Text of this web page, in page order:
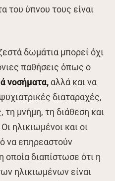
του ύπνου τους είναι
δωμάτια μπορεί όχι
παθήσεις όπως ο
νοσήματα, αλλά και να
διαταραχές,
τη μνήμη, τη διάθεση και
ηλικιωμένοι και οι
να επηρεαστούν
διαπίστωσε ότι η
ηλικιωμένων είναι